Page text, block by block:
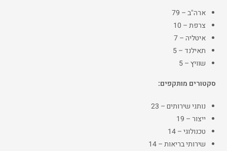
ארה"ב – 79
צרפת – 10
איטליה – 7
תאילנד – 5
שוויץ – 5
סקטורים מותקפים:
נותני שירותים – 23
ייצור – 19
טכנולוגי – 14
שירותי בריאות – 14